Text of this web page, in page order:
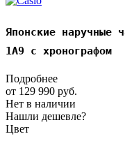
Японские наручные
1A9 с хронографом
Подробнее
от 129 990 руб.
Нет в наличии
Нашли дешевле?
Цвет